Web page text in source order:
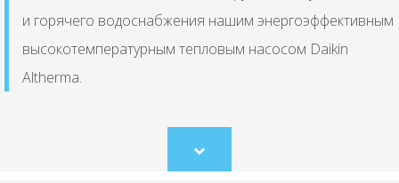
и горячего водоснабжения нашим энергоэффективным
высокотемпературным тепловым насосом Daikin
Altherma.
Scroll
to